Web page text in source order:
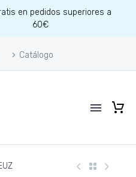
en pedidos superiores a
60€
Catálogo